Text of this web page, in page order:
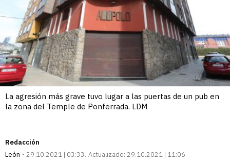
La agresión más grave tuvo lugar a las puertas de un pub en
la zona del Temple de Ponferrada. LDM
Redacción
León
29.10.2021 | 03:33 Actualizado: 29.10.2021 | 11:06